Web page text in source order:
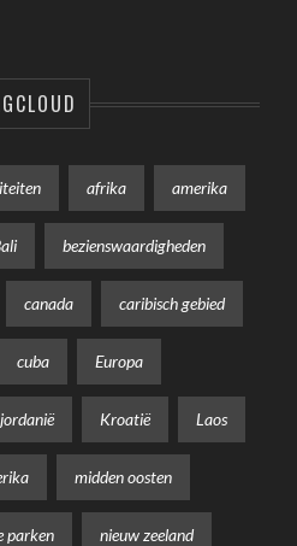
afrika amerika
bezienswaardigheden
canada caribisch gebied
cuba Europa
jordanië Kroatië Laos
midden oosten
parken nieuw zeeland